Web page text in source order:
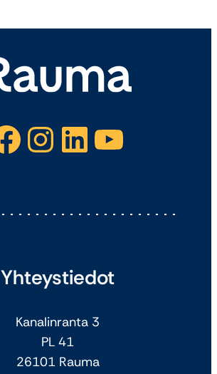
Facebook Instagram LinkedIn YouTube
Yhteystiedot
Kanalinranta 3
PL 41
26101 Rauma